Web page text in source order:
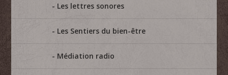
Les lettres sonores
Les Sentiers du bien-être
Médiation radio